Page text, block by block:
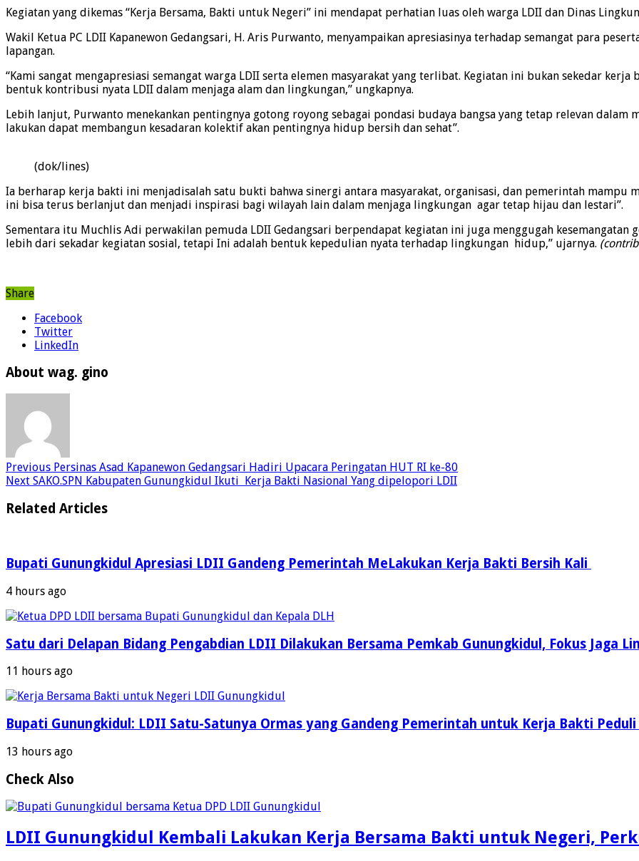
Kegiatan yang dikemas “Kerja Bersama, Bakti untuk Negeri” ini mendapat perhatian luas oleh warga LDII dan Dinas
Wakil Ketua PC LDII Kapanewon Gedangsari, H. Aris Purwanto, menyampaikan apresiasinya terhadap semangat para
lapangan.
“Kami sangat mengapresiasi semangat warga LDII serta elemen masyarakat yang terlibat. Kegiatan ini bukan sekedar
bentuk kontribusi nyata LDII dalam menjaga alam dan lingkungan,” ungkapnya.
Lebih lanjut, Purwanto menekankan pentingnya gotong royong sebagai pondasi budaya bangsa yang tetap relevan dalam
lakukan dapat membangun kesadaran kolektif akan pentingnya hidup bersih dan sehat”.
(dok/lines)
Ia berharap kerja bakti ini menjadisalah satu bukti bahwa sinergi antara masyarakat, organisasi, dan pemerintah mampu
ini bisa terus berlanjut dan menjadi inspirasi bagi wilayah lain dalam menjaga lingkungan agar tetap hijau dan lestari”.
Sementara itu Muchlis Adi perwakilan pemuda LDII Gedangsari berpendapat kegiatan ini juga menggugah kesemangatan
lebih dari sekadar kegiatan sosial, tetapi Ini adalah bentuk kepedulian nyata terhadap lingkungan hidup,” ujarnya.
Share
Facebook
Twitter
LinkedIn
About wag. gino
Previous Persinas Asad Kapanewon Gedangsari Hadiri Upacara Peringatan HUT RI ke-80
Next SAKO.SPN Kabupaten Gunungkidul Ikuti Kerja Bakti Nasional Yang dipelopori LDII
Related Articles
Bupati Gunungkidul Apresiasi LDII Gandeng Pemerintah MeLakukan Kerja Bakti Bersih Kali ‎
4 hours ago
Satu dari Delapan Bidang Pengabdian LDII Dilakukan Bersama Pemkab Gunungkidul, Fokus Jaga
11 hours ago
Bupati Gunungkidul: LDII Satu-Satunya Ormas yang Gandeng Pemerintah untuk Kerja Bakti Peduli
13 hours ago
Check Also
LDII Gunungkidul Kembali Lakukan Kerja Bersama Bakti untuk Negeri,